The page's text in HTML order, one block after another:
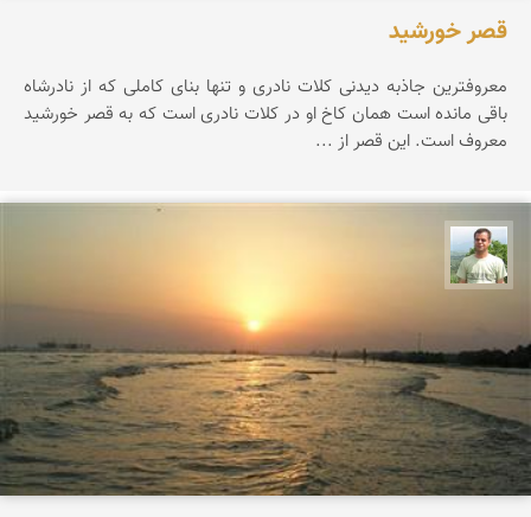
قصر خورشید
معروفترین جاذبه دیدنی کلات نادری و تنها بنای کاملی که از نادرشاه
باقی مانده است همان کاخ او در کلات نادری است که به قصر خورشید
معروف است. این قصر از ...